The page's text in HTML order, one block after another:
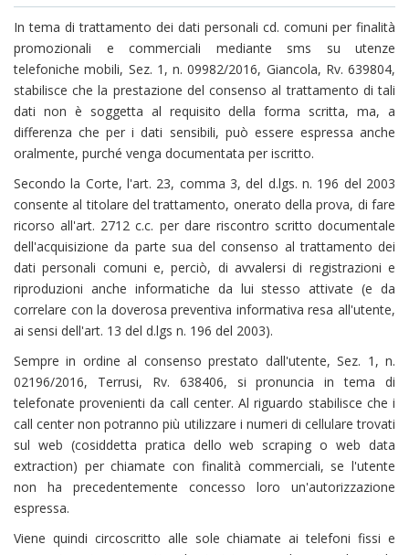
In tema di trattamento dei dati personali cd. comuni per finalità
promozionali e commerciali mediante sms su utenze
telefoniche mobili, Sez. 1, n. 09982/2016, Giancola, Rv. 639804,
stabilisce che la prestazione del consenso al trattamento di tali
dati non è soggetta al requisito della forma scritta, ma, a
differenza che per i dati sensibili, può essere espressa anche
oralmente, purché venga documentata per iscritto.
Secondo la Corte, l'art. 23, comma 3, del d.lgs. n. 196 del 2003
consente al titolare del trattamento, onerato della prova, di fare
ricorso all'art. 2712 c.c. per dare riscontro scritto documentale
dell'acquisizione da parte sua del consenso al trattamento dei
dati personali comuni e, perciò, di avvalersi di registrazioni e
riproduzioni anche informatiche da lui stesso attivate (e da
correlare con la doverosa preventiva informativa resa all'utente,
ai sensi dell'art. 13 del d.lgs n. 196 del 2003).
Sempre in ordine al consenso prestato dall'utente, Sez. 1, n.
02196/2016, Terrusi, Rv. 638406, si pronuncia in tema di
telefonate provenienti da call center. Al riguardo stabilisce che i
call center non potranno più utilizzare i numeri di cellulare trovati
sul web (cosiddetta pratica dello web scraping o web data
extraction) per chiamate con finalità commerciali, se l'utente
non ha precedentemente concesso loro un'autorizzazione
espressa.
Viene quindi circoscritto alle sole chiamate ai telefoni fissi e